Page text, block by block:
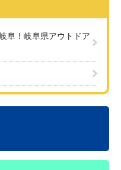
阜！岐阜県アウトドア